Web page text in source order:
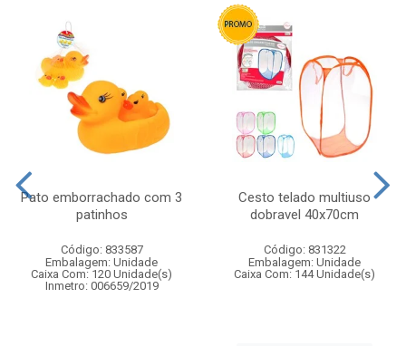
Pato emborrachado com 3
patinhos
Código: 833587
Embalagem: Unidade
Caixa Com: 120 Unidade(s)
Inmetro: 006659/2019
Cesto telado multiuso
dobravel 40x70cm
Código: 831322
Embalagem: Unidade
Caixa Com: 144 Unidade(s)